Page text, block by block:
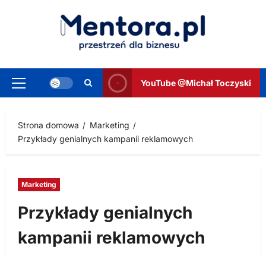
Menu
YouTube @Michał Toczyski
Strona domowa
Marketing
Przykłady genialnych kampanii reklamowych
Marketing
Przykłady genialnych
kampanii reklamowych